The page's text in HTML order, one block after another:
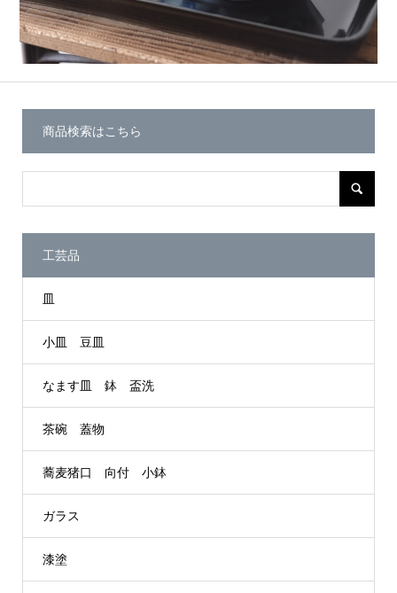
商品検索はこちら
工芸品
皿
小皿 豆皿
なます皿 鉢 盃洗
茶碗 蓋物
蕎麦猪口 向付 小鉢
ガラス
漆塗